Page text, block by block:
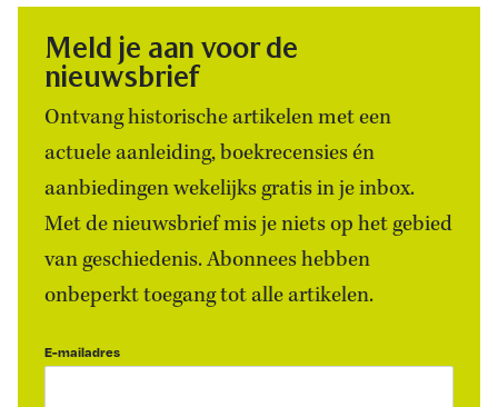
Meld je aan voor de
nieuwsbrief
Ontvang historische artikelen met een
actuele aanleiding, boekrecensies én
aanbiedingen wekelijks gratis in je inbox.
Met de nieuwsbrief mis je niets op het gebied
van geschiedenis. Abonnees hebben
onbeperkt toegang tot alle artikelen.
E-mailadres